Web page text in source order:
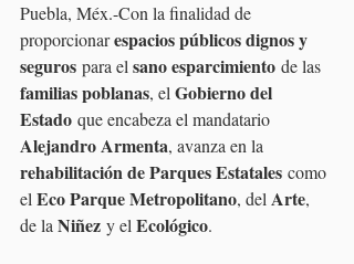
Puebla, Méx.-Con la finalidad de
proporcionar espacios públicos dignos y
seguros para el sano esparcimiento de las
familias poblanas, el Gobierno del
Estado que encabeza el mandatario
Alejandro Armenta, avanza en la
rehabilitación de Parques Estatales como
el Eco Parque Metropolitano, del Arte,
de la Niñez y el Ecológico.